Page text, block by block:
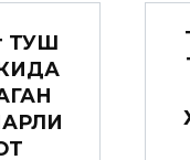
ТУШ